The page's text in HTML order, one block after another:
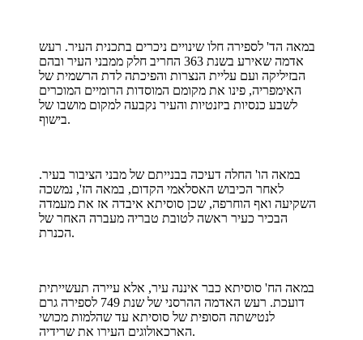
במאה הד' לספירה חלו שינויים ניכרים בתכנית העיר. רעש
אדמה שאירע בשנת 363 החריב חלק ממבני העיר ובהם
הבזיליקה ועם עליית הנצרות והפיכתה לדת הרשמית של
האימפריה, פינו את מקומם המוסדות הרומיים המוכרים
לשבע כנסיות ביזנטיות והעיר נקבעה למקום מושבו של
בישוף.
במאה הו' החלה דעיכה בבנייתם של מבני הציבור בעיר.
לאחר הכיבוש האסלאמי הקדום, במאה הז', נמשכה
השקיעה ואף הוחרפה, שכן סוסיתא איבדה אז את מעמדה
הבכיר כעיר ראשה לטובת טבריה מעברה האחר של
הכנרת.
במאה הח' סוסיתא כבר איננה עיר, אלא עיירה תעשייתית
דועכת. רעש האדמה ההרסני של שנת 749 לספירה גרם
לנטישתה הסופית של סוסיתא עד שהלמות מכושי
הארכאולוגים העירו את שרידיה.